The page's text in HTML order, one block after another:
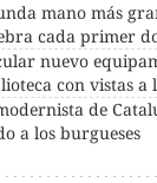
mano más
cada primer
nuevo
con vistas a
de
a los burgueses